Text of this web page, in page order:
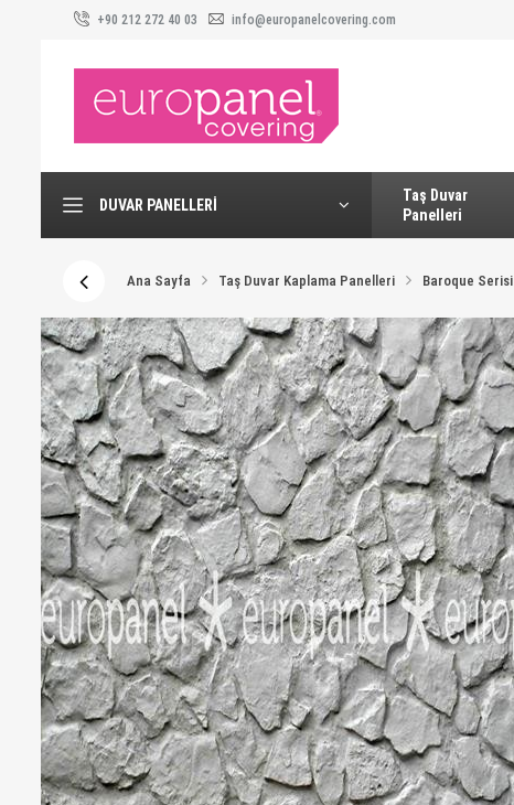
+90 212 272 40 03 info@europanelcovering.com
DUVAR PANELLERI
Taş Duvar
Panelleri
Ana Sayfa Taş Duvar Kaplama Panelleri Baroque Serisi